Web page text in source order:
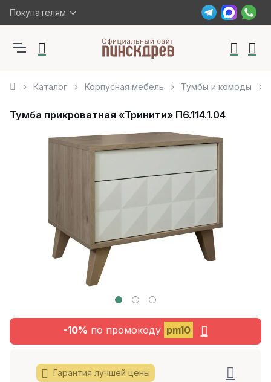
Покупателям
Каталог Корпусная мебель Тумбы и комоды
Тумба прикроватная «Тринити» П6.114.1.04
-10% по промокоду pm10
Гарантия лучшей цены